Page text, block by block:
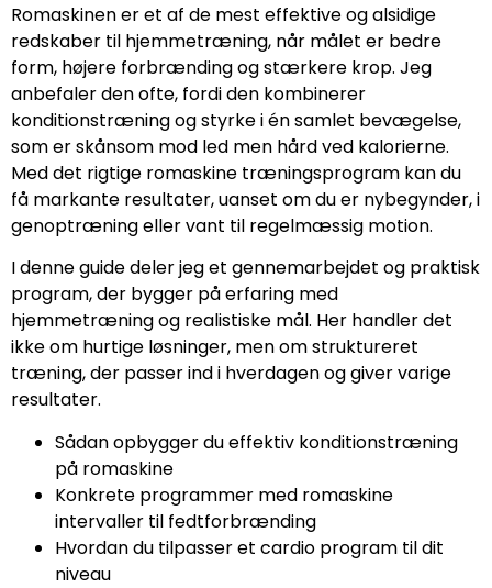
Romaskinen er et af de mest effektive og alsidige
redskaber til hjemmetræning, når målet er bedre
form, højere forbrænding og stærkere krop. Jeg
anbefaler den ofte, fordi den kombinerer
konditionstræning og styrke i én samlet bevægelse,
som er skånsom mod led men hård ved kalorierne.
Med det rigtige romaskine træningsprogram kan du
få markante resultater, uanset om du er nybegynder, i
genoptræning eller vant til regelmæssig motion.
I denne guide deler jeg et gennemarbejdet og praktisk
program, der bygger på erfaring med
hjemmetræning og realistiske mål. Her handler det
ikke om hurtige løsninger, men om struktureret
træning, der passer ind i hverdagen og giver varige
resultater.
Sådan opbygger du effektiv konditionstræning
på romaskine
Konkrete programmer med romaskine
intervaller til fedtforbrænding
Hvordan du tilpasser et cardio program til dit
niveau